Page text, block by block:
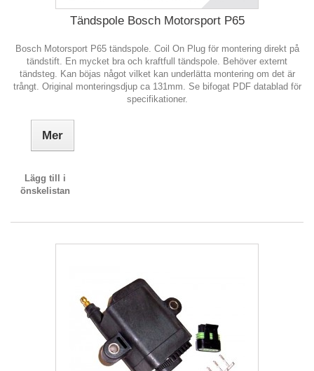
Tändspole Bosch Motorsport P65
Bosch Motorsport P65 tändspole. Coil On Plug för montering direkt på
tändstift. En mycket bra och kraftfull tändspole. Behöver externt
tändsteg. Kan böjas något vilket kan underlätta montering om det är
trångt. Original monteringsdjup ca 131mm. Se bifogat PDF datablad för
specifikationer.
Mer
Lägg till i
önskelistan